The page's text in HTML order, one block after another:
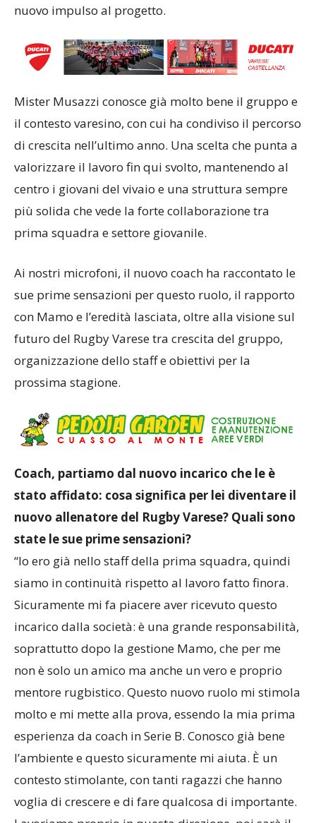
nuovo impulso al progetto.
Mister Musazzi conosce già molto bene il gruppo e
il contesto varesino, con cui ha condiviso il percorso
di crescita nell’ultimo anno. Una scelta che punta a
valorizzare il lavoro fin qui svolto, mantenendo al
centro i giovani del vivaio e una struttura sempre
più solida che vede la forte collaborazione tra
prima squadra e settore giovanile.
Ai nostri microfoni, il nuovo coach ha raccontato le
sue prime sensazioni per questo ruolo, il rapporto
con Mamo e l’eredità lasciata, oltre alla visione sul
futuro del Rugby Varese tra crescita del gruppo,
organizzazione dello staff e obiettivi per la
prossima stagione.
Coach, partiamo dal nuovo incarico che le è
stato affidato: cosa significa per lei diventare il
nuovo allenatore del Rugby Varese? Quali sono
state le sue prime sensazioni?
“Io ero già nello staff della prima squadra, quindi
siamo in continuità rispetto al lavoro fatto finora.
Sicuramente mi fa piacere aver ricevuto questo
incarico dalla società: è una grande responsabilità,
soprattutto dopo la gestione Mamo, che per me
non è solo un amico ma anche un vero e proprio
mentore rugbistico. Questo nuovo ruolo mi stimola
molto e mi mette alla prova, essendo la mia prima
esperienza da coach in Serie B. Conosco già bene
l’ambiente e questo sicuramente mi aiuta. È un
contesto stimolante, con tanti ragazzi che hanno
voglia di crescere e di fare qualcosa di importante.